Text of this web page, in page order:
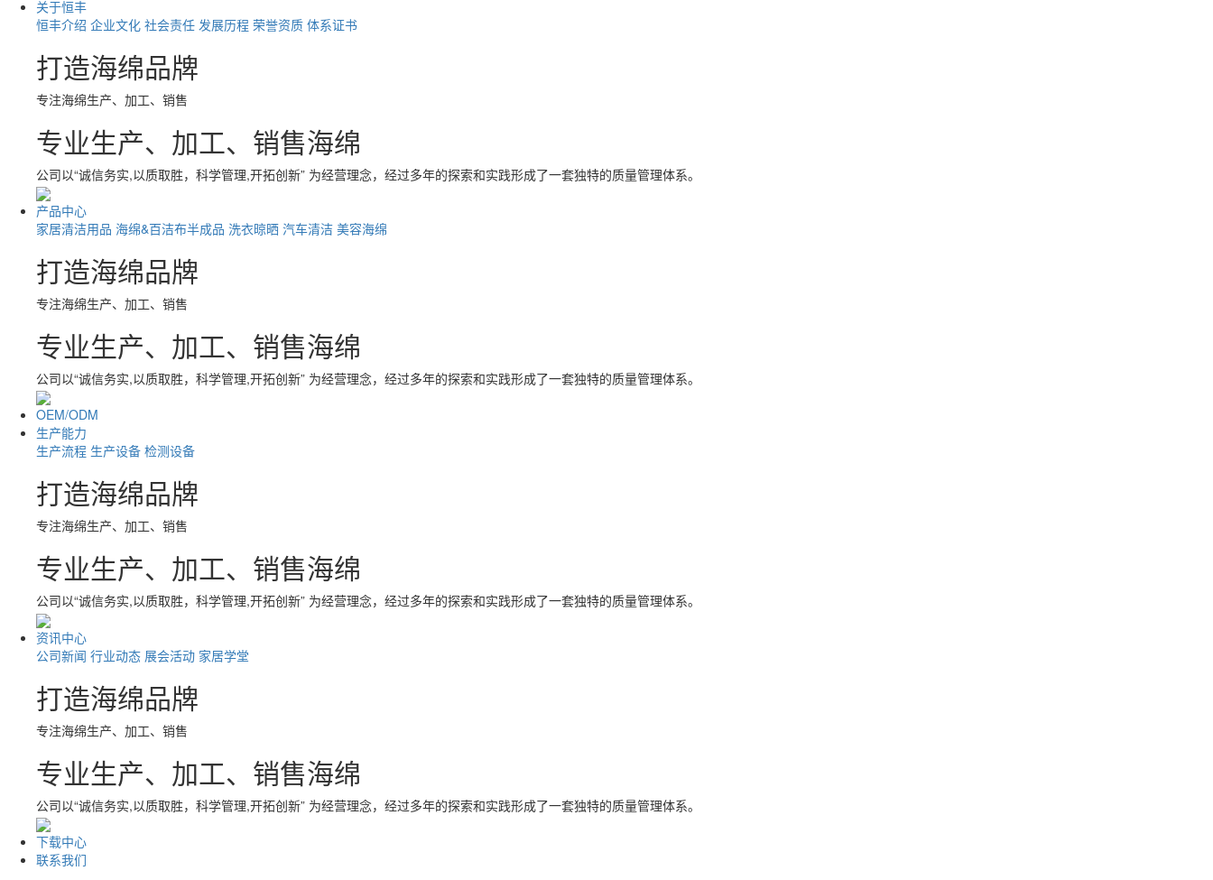
关于恒丰
恒丰介绍 企业文化 社会责任 发展历程 荣誉资质 体系证书
打造海绵品牌
专注海绵生产、加工、销售
专业生产、加工、销售海绵
公司以“诚信务实,以质取胜，科学管理,开拓创新” 为经营理念，经过多年的探索和实践形成了一套独特的质量管理体系。
产品中心
家居清洁用品 海绵&百洁布半成品 洗衣晾晒 汽车清洁 美容海绵
打造海绵品牌
专注海绵生产、加工、销售
专业生产、加工、销售海绵
公司以“诚信务实,以质取胜，科学管理,开拓创新” 为经营理念，经过多年的探索和实践形成了一套独特的质量管理体系。
OEM/ODM
生产能力
生产流程 生产设备 检测设备
打造海绵品牌
专注海绵生产、加工、销售
专业生产、加工、销售海绵
公司以“诚信务实,以质取胜，科学管理,开拓创新” 为经营理念，经过多年的探索和实践形成了一套独特的质量管理体系。
资讯中心
公司新闻 行业动态 展会活动 家居学堂
打造海绵品牌
专注海绵生产、加工、销售
专业生产、加工、销售海绵
公司以“诚信务实,以质取胜，科学管理,开拓创新” 为经营理念，经过多年的探索和实践形成了一套独特的质量管理体系。
下载中心
联系我们